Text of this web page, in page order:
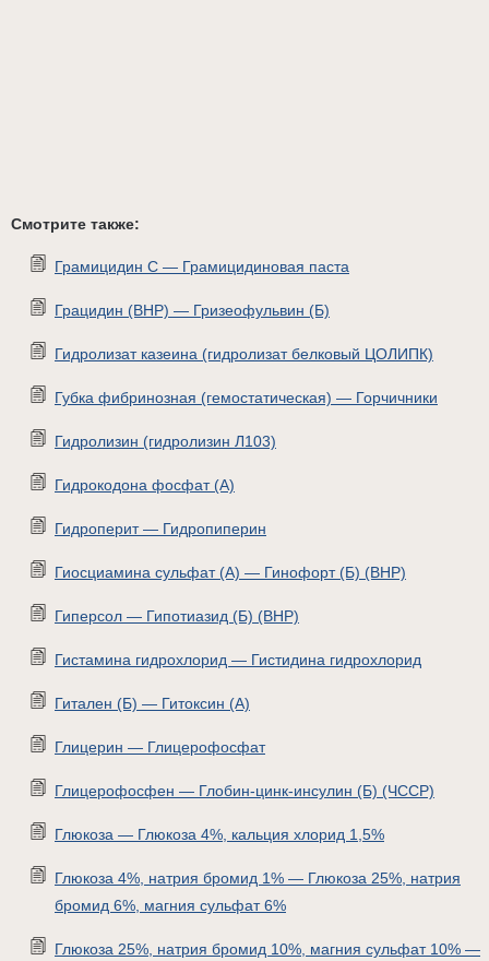
Смотрите также:
Грамицидин С — Грамицидиновая паста
Грацидин (ВНР) — Гризеофульвин (Б)
Гидролизат казеина (гидролизат белковый ЦОЛИПК)
Губка фибринозная (гемостатическая) — Горчичники
Гидролизин (гидролизин Л103)
Гидрокодона фосфат (А)
Гидроперит — Гидропиперин
Гиосциамина сульфат (А) — Гинофорт (Б) (ВНР)
Гиперсол — Гипотиазид (Б) (ВНР)
Гистамина гидрохлорид — Гистидина гидрохлорид
Гитален (Б) — Гитоксин (А)
Глицерин — Глицерофосфат
Глицерофосфен — Глобин-цинк-инсулин (Б) (ЧССР)
Глюкоза — Глюкоза 4%, кальция хлорид 1,5%
Глюкоза 4%, натрия бромид 1% — Глюкоза 25%, натрия
бромид 6%, магния сульфат 6%
Глюкоза 25%, натрия бромид 10%, магния сульфат 10% —